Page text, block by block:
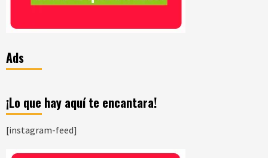
Ads
¡Lo que hay aquí te encantara!
[instagram-feed]